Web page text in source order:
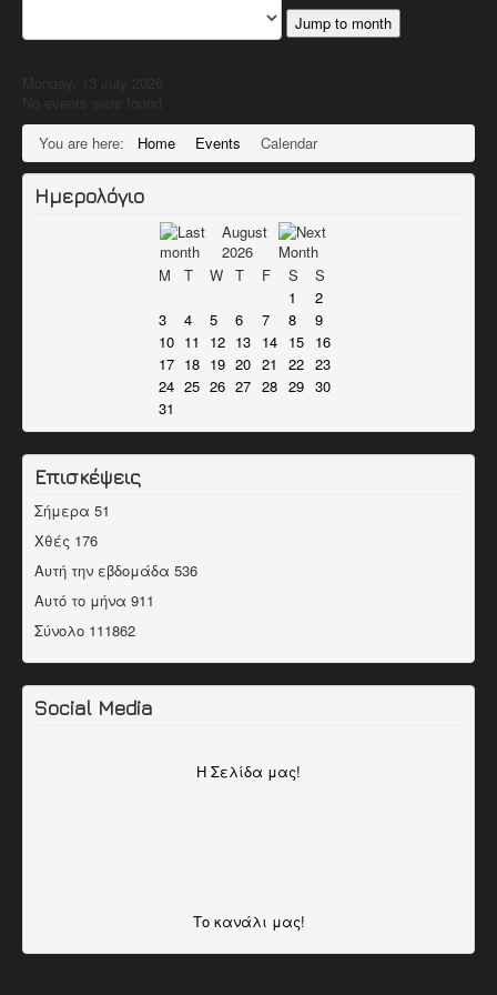
Jump to month
You are here:
Home Events Calendar
Ημερολόγιο
August
2026
M
T W T F S
S
1
2
3
4 5 6 7 8
9
10 11 12 13 14 15
16
17 18 19 20 21 22 23
24 25 26 27 28 29 30
31
Επισκέψεις
Σήμερα 51
Χθές 176
Αυτή την εβδομάδα 536
Αυτό το μήνα 911
Σύνολο 111862
Social Media
H Σελίδα μας!
Το κανάλι μας!